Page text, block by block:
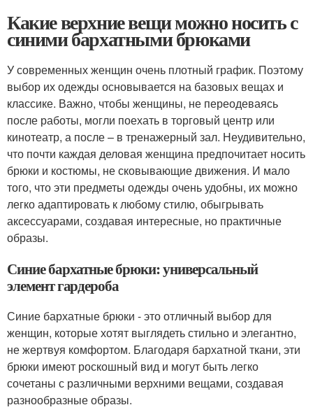
Какие верхние вещи можно носить с
синими бархатными брюками
У современных женщин очень плотный график. Поэтому
выбор их одежды основывается на базовых вещах и
классике. Важно, чтобы женщины, не переодеваясь
после работы, могли поехать в торговый центр или
кинотеатр, а после – в тренажерный зал. Неудивительно,
что почти каждая деловая женщина предпочитает носить
брюки и костюмы, не сковывающие движения. И мало
того, что эти предметы одежды очень удобны, их можно
легко адаптировать к любому стилю, обыгрывать
аксессуарами, создавая интересные, но практичные
образы.
Синие бархатные брюки: универсальный
элемент гардероба
Синие бархатные брюки - это отличный выбор для
женщин, которые хотят выглядеть стильно и элегантно,
не жертвуя комфортом. Благодаря бархатной ткани, эти
брюки имеют роскошный вид и могут быть легко
сочетаны с различными верхними вещами, создавая
разнообразные образы.